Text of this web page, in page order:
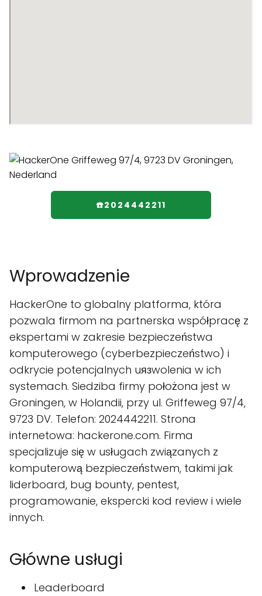
☎️2024442211
Wprowadzenie
HackerOne to globalny platforma, która
pozwala firmom na partnerska współpracę z
ekspertami w zakresie bezpieczeństwa
komputerowego (cyberbezpieczeństwo) i
odkrycie potencjalnych uязwolenia w ich
systemach. Siedziba firmy położona jest w
Groningen, w Holandii, przy ul. Griffeweg 97/4,
9723 DV. Telefon: 2024442211. Strona
internetowa: hackerone.com. Firma
specjalizuje się w usługach związanych z
komputerową bezpieczeństwem, takimi jak
liderboard, bug bounty, pentest,
programowanie, ekspercki kod review i wiele
innych.
Główne usługi
Leaderboard